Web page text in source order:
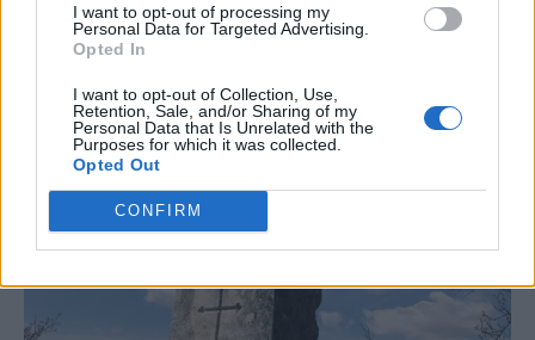
I want to opt-out of processing my
Personal Data for Targeted Advertising.
Opted In
I want to opt-out of Collection, Use,
Retention, Sale, and/or Sharing of my
Personal Data that Is Unrelated with the
Purposes for which it was collected.
Opted Out
CONFIRM